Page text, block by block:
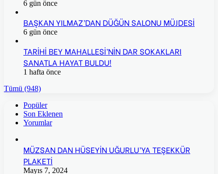
6 gün önce
BAŞKAN YILMAZ’DAN DÜĞÜN SALONU MÜJDESİ
6 gün önce
TARİHİ BEY MAHALLESİ’NİN DAR SOKAKLARI
SANATLA HAYAT BULDU!
1 hafta önce
Tümü (948)
Popüler
Son Eklenen
Yorumlar
MÜZSAN DAN HÜSEYİN UĞURLU’YA TEŞEKKÜR
PLAKETİ
Mayıs 7, 2024